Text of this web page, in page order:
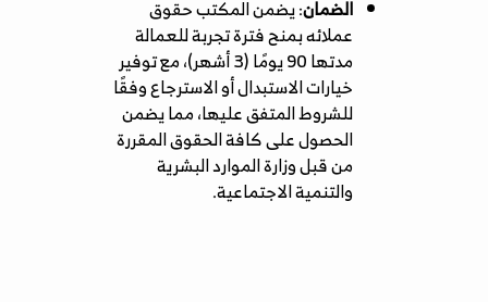
الضمان: يضمن المكتب حقوق
عملائه بمنح فترة تجربة للعمالة
مدتها 90 يومًا (3 أشهر)، مع توفير
خيارات الاستبدال أو الاسترجاع وفقًا
للشروط المتفق عليها، مما يضمن
الحصول على كافة الحقوق المقررة
من قبل وزارة الموارد البشرية
والتنمية الاجتماعية.